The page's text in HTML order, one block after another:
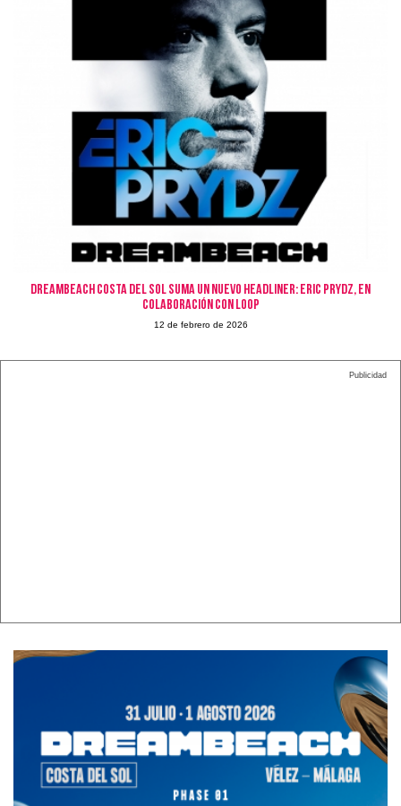
Dreambeach Costa del Sol suma un nuevo headliner: Eric Prydz, en
colaboración con LOOP
12 de febrero de 2026
Publicidad